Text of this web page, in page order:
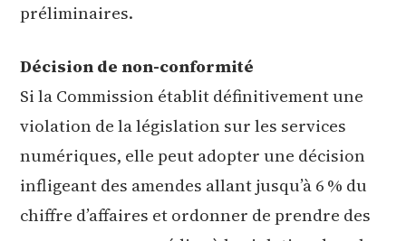
préliminaires.
Décision de non-conformité
Si la Commission établit définitivement une
violation de la législation sur les services
numériques, elle peut adopter une décision
infligeant des amendes allant jusqu’à 6 % du
chiffre d’affaires et ordonner de prendre des